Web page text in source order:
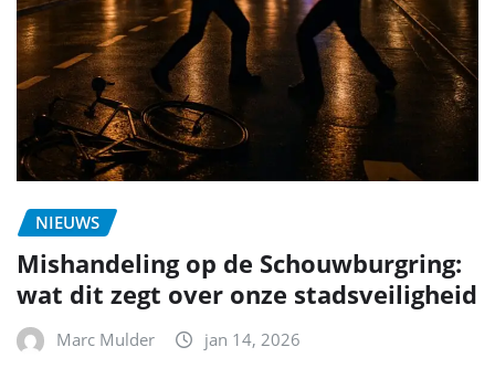
NIEUWS
Mishandeling op de Schouwburgring:
wat dit zegt over onze stadsveiligheid
Marc Mulder jan 14, 2026